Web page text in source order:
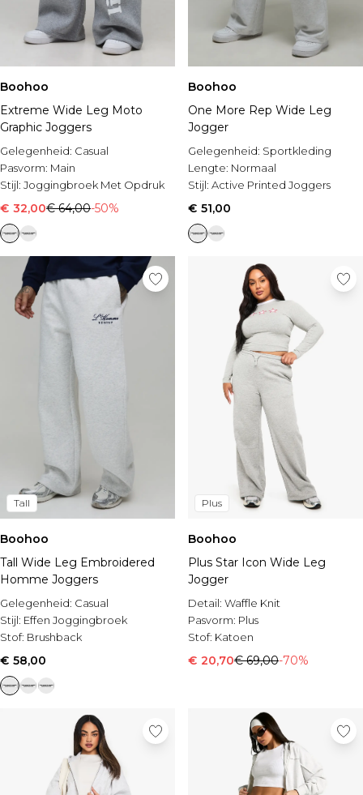
Boohoo
Extreme Wide Leg Moto
Graphic Joggers
Gelegenheid: Casual
Pasvorm: Main
Stijl: Joggingbroek Met Opdruk
€ 32,00€ 64,00-50%
Boohoo
One More Rep Wide Leg
Jogger
Gelegenheid: Sportkleding
Lengte: Normaal
Stijl: Active Printed Joggers
€ 51,00
Tall
Boohoo
Tall Wide Leg Embroidered
Homme Joggers
Gelegenheid: Casual
Stijl: Effen Joggingbroek
Stof: Brushback
€ 58,00
Plus
Boohoo
Plus Star Icon Wide Leg
Jogger
Detail: Waffle Knit
Pasvorm: Plus
Stof: Katoen
€ 20,70€ 69,00-70%